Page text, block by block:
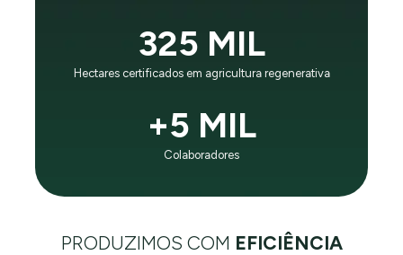
325 MIL
Hectares certificados em agricultura regenerativa
+5 MIL
Colaboradores
PRODUZIMOS COM EFICIÊNCIA